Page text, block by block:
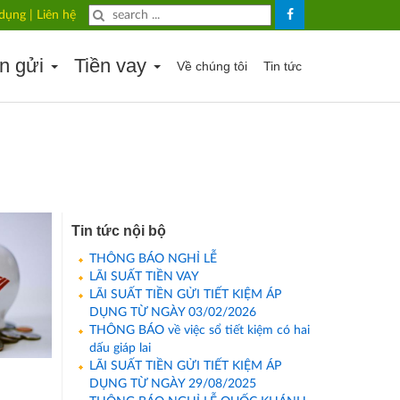
Liên hệ
gửi Tiền vay Về chúng tôi Tin tức
Tin tức nội bộ
THÔNG BÁO NGHỈ LỄ
LÃI SUẤT TIỀN VAY
LÃI SUẤT TIỀN GỬI TIẾT KIỆM ÁP
DỤNG TỪ NGÀY 03/02/2026
THÔNG BÁO về việc sổ tiết kiệm có hai
dấu giáp lai
LÃI SUẤT TIỀN GỬI TIẾT KIỆM ÁP
DỤNG TỪ NGÀY 29/08/2025